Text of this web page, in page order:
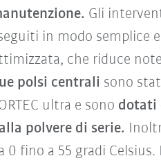
Gli
in modo semplice
che riduce
polsi centrali sono
ultra e sono dotati
polvere di serie.
0 fino a 55 gradi